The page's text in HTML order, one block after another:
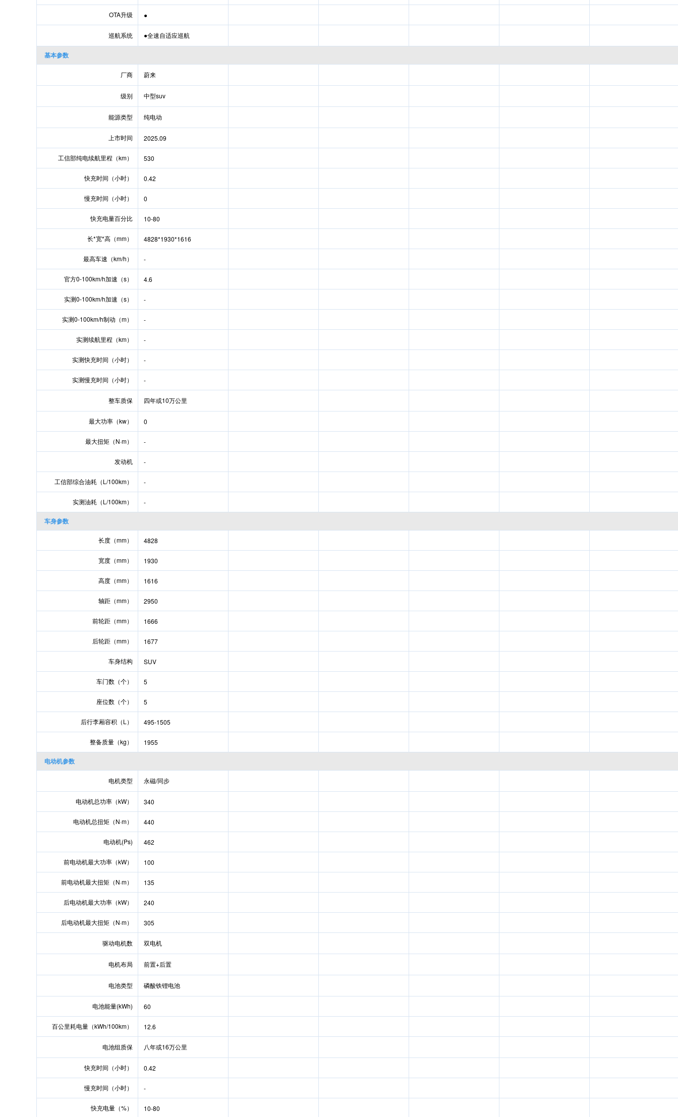
OTA升级 ●
巡航系统 ●全速自适应巡航
基本参数
厂商 蔚来
级别 中型suv
能源类型 纯电动
上市时间 2025.09
工信部纯电续航里程（km） 530
快充时间（小时） 0.42
慢充时间（小时） 0
快充电量百分比 10-80
长*宽*高（mm） 4828*1930*1616
最高车速（km/h） -
官方0-100km/h加速（s） 4.6
实测0-100km/h加速（s） -
实测0-100km/h制动（m） -
实测续航里程（km） -
实测快充时间（小时） -
实测慢充时间（小时） -
整车质保 四年或10万公里
最大功率（kw） 0
最大扭矩（N·m） -
发动机 -
工信部综合油耗（L/100km） -
实测油耗（L/100km） -
车身参数
长度（mm） 4828
宽度（mm） 1930
高度（mm） 1616
轴距（mm） 2950
前轮距（mm） 1666
后轮距（mm） 1677
车身结构 SUV
车门数（个） 5
座位数（个） 5
后行李厢容积（L） 495-1505
整备质量（kg） 1955
电动机参数
电机类型 永磁/同步
电动机总功率（kW） 340
电动机总扭矩（N·m） 440
电动机(Ps) 462
前电动机最大功率（kW） 100
前电动机最大扭矩（N·m） 135
后电动机最大功率（kW） 240
后电动机最大扭矩（N·m） 305
驱动电机数 双电机
电机布局 前置+后置
电池类型 磷酸铁锂电池
电池能量(kWh) 60
百公里耗电量（kWh/100km） 12.6
电池组质保 八年或16万公里
快充时间（小时） 0.42
慢充时间（小时） -
快充电量（%） 10-80